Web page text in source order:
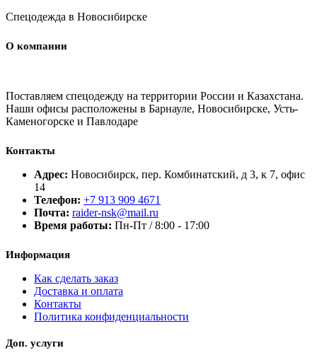
Спецодежда в Новосибирске
О компании
Поставляем спецодежду на территории России и Казахстана.
Наши офисы расположены в Барнауле, Новосибирске, Усть-
Каменогорске и Павлодаре
Контакты
Адрес: Новосибирск, пер. Комбинатский, д 3, к 7, офис
14
Телефон: +7 913 909 4671
Почта: raider-nsk@mail.ru
Время работы: Пн-Пт / 8:00 - 17:00
Информация
Как сделать заказ
Доставка и оплата
Контакты
Политика конфиденциальности
Доп. услуги